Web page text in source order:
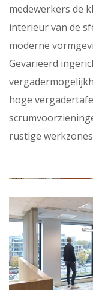
medewerkers de
interieur van de
moderne
Gevarieerd
hoge
rustige